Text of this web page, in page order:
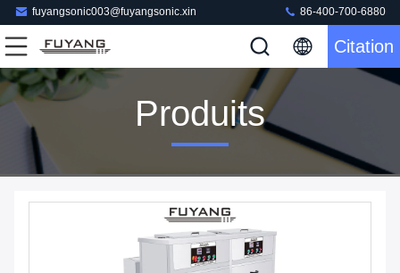
fuyangsonic003@fuyangsonic.xin 86-400-700-6880
Citation
Produits